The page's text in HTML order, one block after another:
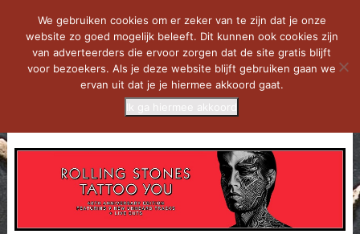
We gebruiken cookies om er zeker van te zijn dat je onze
website zo goed mogelijk beleeft. Dit kunnen ook cookies zijn
van adverteerders die ervoor zorgen dat de site gratis blijft
voor bezoekers. Als je deze website blijft gebruiken gaan we
ervan uit dat je je hiermee akkoord gaat.
Ik ga hiermee akkoord